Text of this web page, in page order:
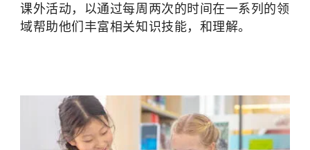
课外活动，以通过每周两次的时间在一系列的领
域帮助他们丰富相关知识技能，和理解。